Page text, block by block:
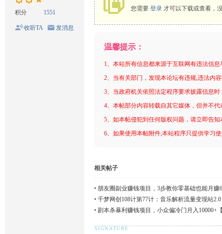
积分 1551
收听TA 发消息
您需要 登录 才可以下载或查看，
温馨提示：
1、本站所有信息都来源于互联网有违法信
2、当有关部门，发现本论坛有违规,违法内
3、当政府机关依照法定程序要求披露信息
4、本帖部分内容转载自其它媒体，但并不
5、如本帖侵犯到任何版权问题，请立即告
6、如果使用本帖附件,本站程序只提供学习
相关帖子
• 朋友圈副业赚钱项目，3步教你零基础也能月赚
• 千梦网创108计第77计：音乐解析流量变现站
• 剧本杀暴利赚钱项目，小众偏冷门月入10000+